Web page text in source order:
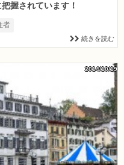
握されています！
者
続きを読む
2014/10/19